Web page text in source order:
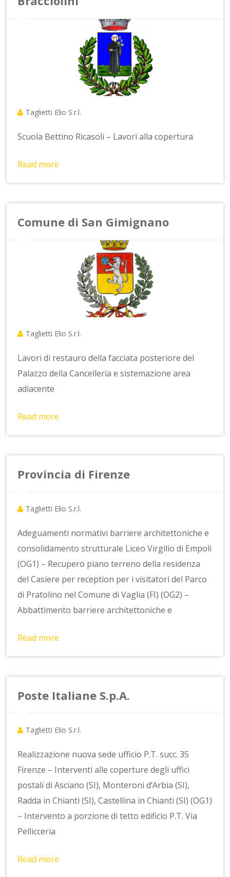
Taglietti Elio S.r.l.
Scuola Bettino Ricasoli – Lavori alla copertura
Read more
Comune di San Gimignano
Taglietti Elio S.r.l.
Lavori di restauro della facciata posteriore del
Palazzo della Cancelleria e sistemazione area
adiacente
Read more
Provincia di Firenze
Taglietti Elio S.r.l.
Adeguamenti normativi barriere architettoniche e
consolidamento strutturale Liceo Virgilio di Empoli
(OG1) – Recupero piano terreno della residenza
del Casiere per reception per i visitatori del Parco
di Pratolino nel Comune di Vaglia (FI) (OG2) –
Abbattimento barriere architettoniche e
Read more
Poste Italiane S.p.A.
Taglietti Elio S.r.l.
Realizzazione nuova sede ufficio P.T. succ. 35
Firenze – Interventi alle coperture degli uffici
postali di Asciano (SI), Monteroni d’Arbia (SI),
Radda in Chianti (SI), Castellina in Chianti (SI) (OG1)
– Intervento a porzione di tetto edificio P.T. Via
Pellicceria
Read more